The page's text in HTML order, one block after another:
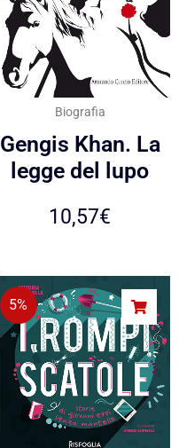
Biografia
Gengis Khan. La
legge del lupo
10,57€
5%